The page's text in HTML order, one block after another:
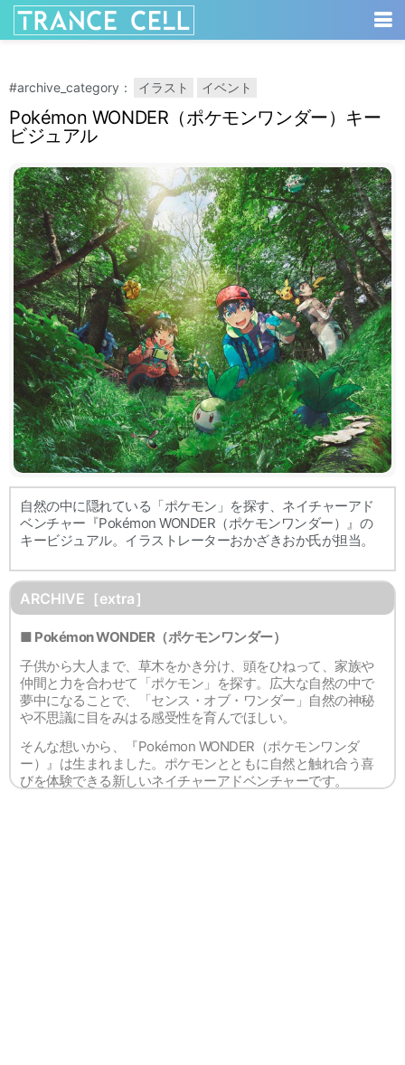
#archive_category： イラスト イベント
Pokémon WONDER（ポケモンワンダー）キー
ビジュアル
自然の中に隠れている「ポケモン」を探す、ネイチャーアド
ベンチャー『Pokémon WONDER（ポケモンワンダー）』の
キービジュアル。イラストレーターおかざきおか氏が担当。
ARCHIVE［extra］
■ Pokémon WONDER（ポケモンワンダー）
子供から大人まで、草木をかき分け、頭をひねって、家族や
仲間と力を合わせて「ポケモン」を探す。広大な自然の中で
夢中になることで、「センス・オブ・ワンダー」自然の神秘
や不思議に目をみはる感受性を育んでほしい。
そんな想いから、『Pokémon WONDER（ポケモンワンダ
ー）』は生まれました。ポケモンとともに自然と触れ合う喜
びを体験できる新しいネイチャーアドベンチャーです。